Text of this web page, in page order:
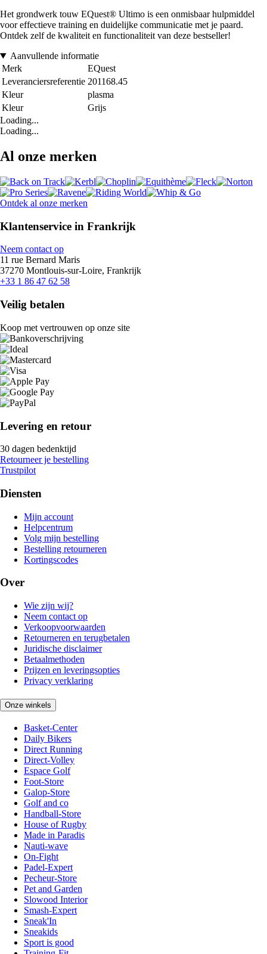
Het grondwerk touw EQuest® Ultimo is een onmisbaar hulpmiddel
voor effectieve training en duidelijke communicatie met je paard.
Ontdek zelf de kwaliteit en functionaliteit van deze bestseller!
Aanvullende informatie
Merk
EQuest
Leveranciersreferentie 201168.45
Kleur
plasma
Kleur
Grijs
Loading...
Loading...
Al onze merken
Ontdek al onze merken
Klantenservice in Frankrijk
Neem contact op
11 rue Bernard Maris
37270 Montlouis-sur-Loire, Frankrijk
+33 1 86 47 62 58
Veilig betalen
Koop met vertrouwen op onze site
Levering en retour
30 dagen bedenktijd
Retourneer je bestelling
Trustpilot
Diensten
Mijn account
Helpcentrum
Volg mijn bestelling
Bestelling retourneren
Kortingscodes
Over
Wie zijn wij?
Neem contact op
Verkoopvoorwaarden
Retourneren en terugbetalen
Juridische disclaimer
Betaalmethoden
Prijzen en leveringsopties
Privacy verklaring
Onze winkels
Basket-Center
Daily Bikers
Direct Running
Direct-Volley
Espace Golf
Foot-Store
Galop-Store
Golf and co
Handball-Store
House of Rugby
Made in Paradis
Nauti-wave
On-Fight
Padel-Expert
Pecheur-Store
Pet and Garden
Slowood Interior
Smash-Expert
Sneak'In
Sneakids
Sport is good